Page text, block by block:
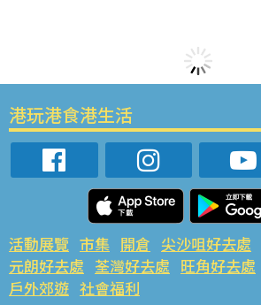
港玩港食港生活
活動展覽 市集 開倉 尖沙咀好去處
元朗好去處 荃灣好去處 旺角好去處
戶外郊遊 社會福利